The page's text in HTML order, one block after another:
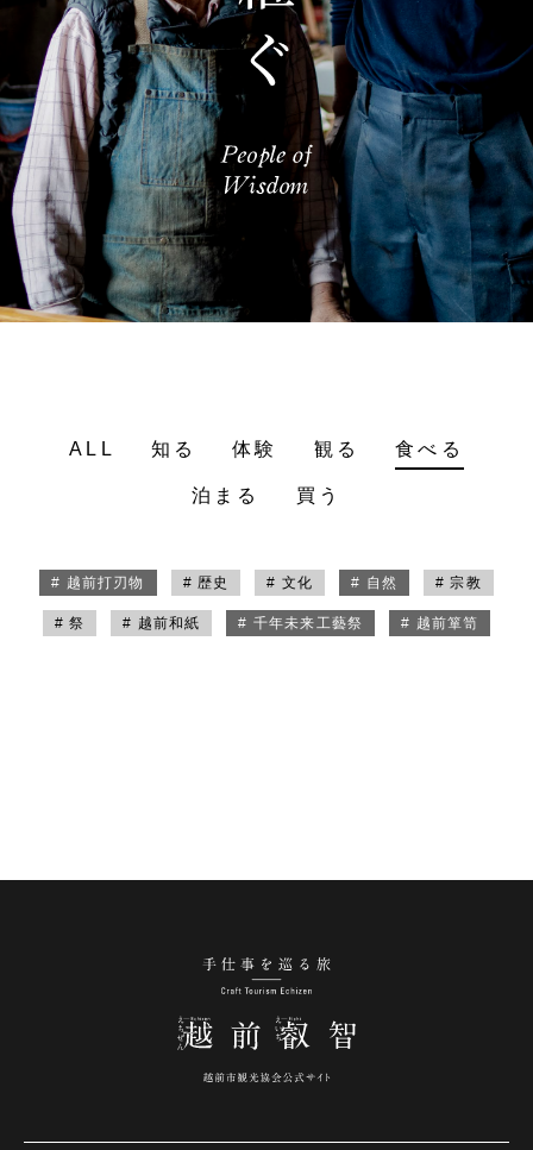
ALL 知る 体験 観る 食べる
泊まる 買う
# 越前打刃物 # 歴史 # 文化 # 自然 # 宗教
# 祭 # 越前和紙 # 千年未来工藝祭 # 越前箪笥